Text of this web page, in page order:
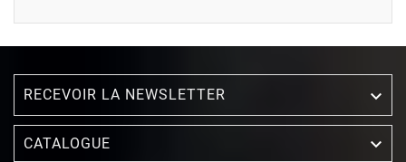
RECEVOIR LA NEWSLETTER 
CATALOGUE 